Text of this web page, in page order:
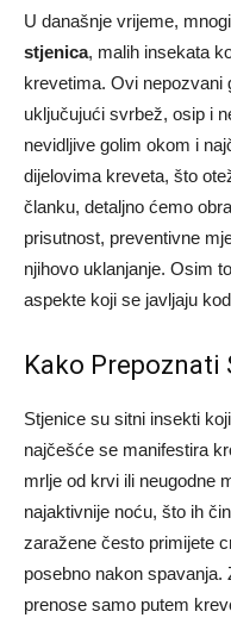
U današnje vrijeme,
stjenica, malih insekata
krevetima. Ovi nepozvani
uključujući svrbež, osip i
nevidljive golim okom i
dijelovima kreveta, što
članku, detaljno ćemo
prisutnost, preventivne
njihovo uklanjanje. Osim
aspekte koji se javljaju
Kako Prepoznati
Stjenice su sitni insekti
najčešće se manifestira
mrlje od krvi ili neugodne
najaktivnije noću, što ih
zaražene često primijete
posebno nakon spavanja.
prenose samo putem